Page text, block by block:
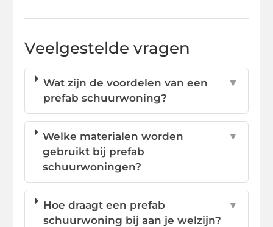
Veelgestelde vragen
Wat zijn de voordelen van een
prefab schuurwoning?
▼
Welke materialen worden
gebruikt bij prefab
schuurwoningen?
▼
Hoe draagt een prefab
schuurwoning bij aan je welzijn?
▼